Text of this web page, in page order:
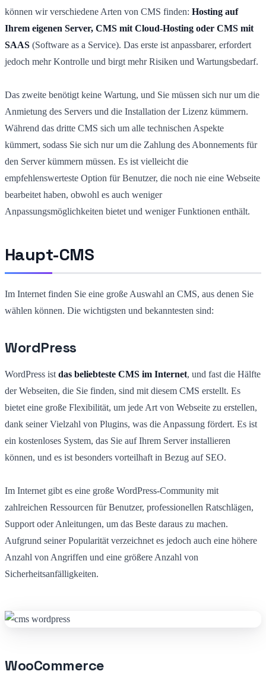
können wir verschiedene Arten von CMS finden: Hosting auf
Ihrem eigenen Server, CMS mit Cloud-Hosting oder CMS mit
SAAS (Software as a Service). Das erste ist anpassbarer, erfordert
jedoch mehr Kontrolle und birgt mehr Risiken und Wartungsbedarf.
Das zweite benötigt keine Wartung, und Sie müssen sich nur um die
Anmietung des Servers und die Installation der Lizenz kümmern.
Während das dritte CMS sich um alle technischen Aspekte
kümmert, sodass Sie sich nur um die Zahlung des Abonnements für
den Server kümmern müssen. Es ist vielleicht die
empfehlenswerteste Option für Benutzer, die noch nie eine Webseite
bearbeitet haben, obwohl es auch weniger
Anpassungsmöglichkeiten bietet und weniger Funktionen enthält.
Haupt-CMS
Im Internet finden Sie eine große Auswahl an CMS, aus denen Sie
wählen können. Die wichtigsten und bekanntesten sind:
WordPress
WordPress ist das beliebteste CMS im Internet, und fast die Hälfte
der Webseiten, die Sie finden, sind mit diesem CMS erstellt. Es
bietet eine große Flexibilität, um jede Art von Webseite zu erstellen,
dank seiner Vielzahl von Plugins, was die Anpassung fördert. Es ist
ein kostenloses System, das Sie auf Ihrem Server installieren
können, und es ist besonders vorteilhaft in Bezug auf SEO.
Im Internet gibt es eine große WordPress-Community mit
zahlreichen Ressourcen für Benutzer, professionellen Ratschlägen,
Support oder Anleitungen, um das Beste daraus zu machen.
Aufgrund seiner Popularität verzeichnet es jedoch auch eine höhere
Anzahl von Angriffen und eine größere Anzahl von
Sicherheitsanfälligkeiten.
WooCommerce